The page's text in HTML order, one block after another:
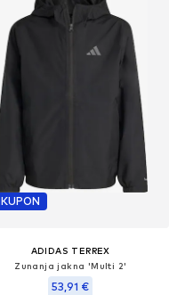
KUPON
ADIDAS TERREX
Zunanja jakna 'Multi 2'
53,91 €